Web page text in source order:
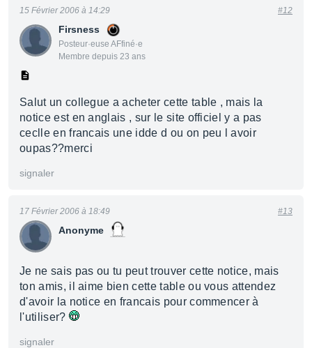
Firsness
Posteur·euse AFfiné·e
Membre depuis 23 ans
15 Février 2006 à 14:29 #12
Salut un collegue a acheter cette table , mais la
notice est en anglais , sur le site officiel y a pas
ceclle en francais une idde d ou on peu l avoir
oupas??merci
signaler
Anonyme
17 Février 2006 à 18:49 #13
Je ne sais pas ou tu peut trouver cette notice, mais
ton amis, il aime bien cette table ou vous attendez
d'avoir la notice en francais pour commencer à
l'utiliser?
signaler